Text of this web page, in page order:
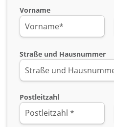
Vorname
Straße und Hausnummer
Postleitzahl